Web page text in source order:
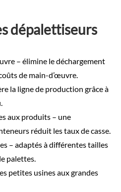
dépalettiseurs
– élimine le déchargement
de main-d’œuvre.
la ligne de production grâce à
aux produits – une
réduit les taux de casse.
– adaptés à différentes tailles
palettes.
petites usines aux grandes